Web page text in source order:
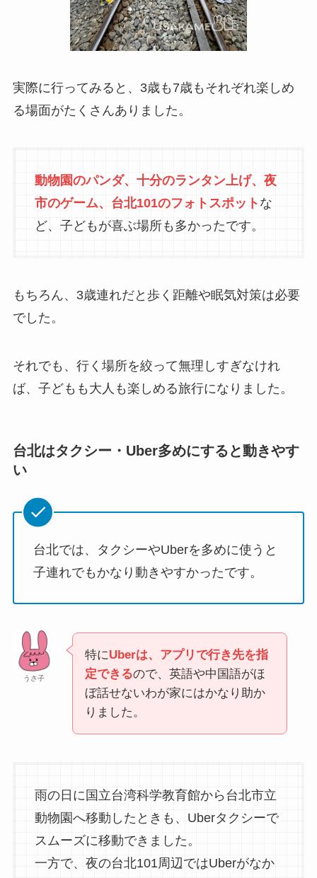
実際に行ってみると、3歳も7歳もそれぞれ楽しめ
る場面がたくさんありました。
動物園のパンダ、十分のランタン上げ、夜
市のゲーム、台北101のフォトスポット な
ど、子どもが喜ぶ場所も多かったです。
もちろん、3歳連れだと歩く距離や眠気対策は必要
でした。
それでも、行く場所を絞って無理しすぎなけれ
ば、子どもも大人も楽しめる旅行になりました。
台北はタクシー・Uber多めにすると動きやす
い
台北では、タクシーやUberを多めに使うと
子連れでもかなり動きやすかったです。
うさ子
特にUberは、アプリで行き先を指
定できるので、英語や中国語がほ
ぼ話せないわが家にはかなり助か
りました。
雨の日に国立台湾科学教育館から台北市立
動物園へ移動したときも、Uberタクシーで
スムーズに移動できました。
一方で、夜の台北101周辺ではUberがなか